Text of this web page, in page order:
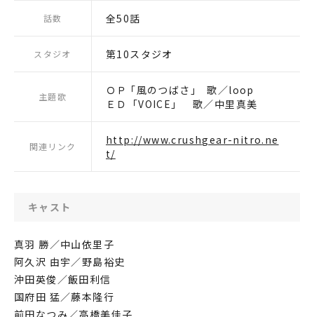
話数 全50話
スタジオ 第10スタジオ
主題歌
ＯＰ ｢風のつばさ｣ 歌／loop
ＥＤ「VOICE」 歌／中里真美
関連リンク
http://www.crushgear-nitro.ne
t/
キャスト
真羽 勝／中山依里子
阿久沢 由宇／野島裕史
沖田英俊／飯田利信
国府田 猛／藤本隆行